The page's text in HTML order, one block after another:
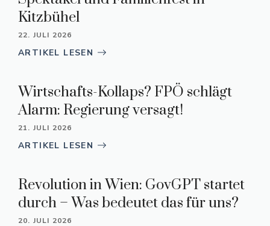
Kitzbühel
22. JULI 2026
ARTIKEL LESEN
Wirtschafts-Kollaps? FPÖ schlägt
Alarm: Regierung versagt!
21. JULI 2026
ARTIKEL LESEN
Revolution in Wien: GovGPT startet
durch – Was bedeutet das für uns?
20. JULI 2026